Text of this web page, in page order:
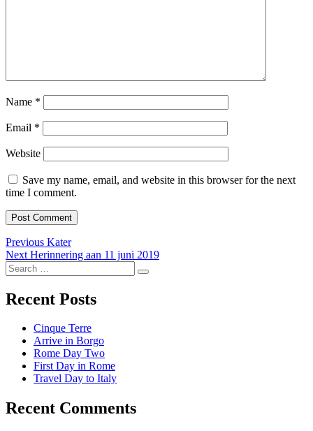
Name *
Email *
Website
Save my name, email, and website in this browser for the next
time I comment.
Post
navigation
Previous Previous
post:
Kater
Next Next
post:
Herinnering aan 11 juni 2019
Search
for:
Search
Recent Posts
Cinque Terre
Arrive in Borgo
Rome Day Two
First Day in Rome
Travel Day to Italy
Recent Comments